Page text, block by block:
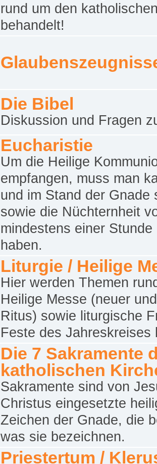
rund um den
behandelt!
Die Bibel
Diskussion und Fragen
Eucharistie
Um die Heilige
empfangen, muss man
und im Stand der Gnade
sowie die Nüchternheit
mindestens einer Stunde
haben.
Liturgie / Heilige
Hier werden Themen
Heilige Messe (neuer
Ritus) sowie liturgische
Feste des Jahreskreises
Die 7 Sakramente
katholischen
Sakramente sind von
Christus eingesetzte
Zeichen der Gnade, die
was sie bezeichnen.
Priestertum /